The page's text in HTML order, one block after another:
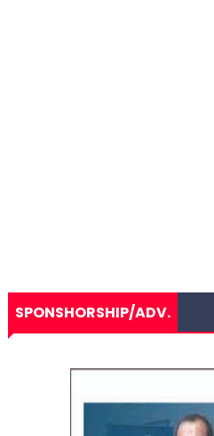
SPONSHORSHIP/ADV.